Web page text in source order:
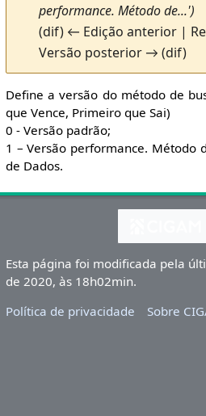
performance. Método de...')
(dif) ← Edição anterior |
Versão posterior → (dif)
Define a versão do método de
que Vence, Primeiro que Sai)
0 - Versão padrão;
1 – Versão performance. Método
de Dados.
Esta página foi modificada pela
de 2020, às 18h02min.
Política de privacidade
Sobre